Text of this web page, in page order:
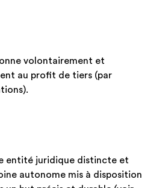
volontairement et
au profit de tiers (par
entité juridique distincte et
autonome mis à disposition